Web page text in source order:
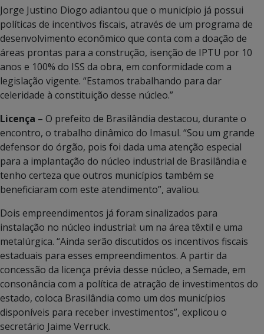
Jorge Justino Diogo adiantou que o município já possui
políticas de incentivos fiscais, através de um programa de
desenvolvimento econômico que conta com a doação de
áreas prontas para a construção, isenção de IPTU por 10
anos e 100% do ISS da obra, em conformidade com a
legislação vigente. “Estamos trabalhando para dar
celeridade à constituição desse núcleo.”
Licença – O prefeito de Brasilândia destacou, durante o
encontro, o trabalho dinâmico do Imasul. “Sou um grande
defensor do órgão, pois foi dada uma atenção especial
para a implantação do núcleo industrial de Brasilândia e
tenho certeza que outros municípios também se
beneficiaram com este atendimento”, avaliou.
Dois empreendimentos já foram sinalizados para
instalação no núcleo industrial: um na área têxtil e uma
metalúrgica. “Ainda serão discutidos os incentivos fiscais
estaduais para esses empreendimentos. A partir da
concessão da licença prévia desse núcleo, a Semade, em
consonância com a política de atração de investimentos do
estado, coloca Brasilândia como um dos municípios
disponíveis para receber investimentos”, explicou o
secretário Jaime Verruck.